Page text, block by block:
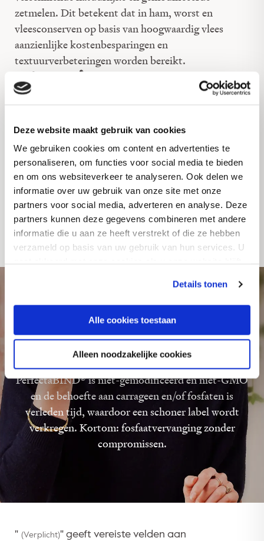
Deze website maakt gebruik van cookies
We gebruiken cookies om content en advertenties te
personaliseren, om functies voor social media te bieden
en om ons websiteverkeer te analyseren. Ook delen we
informatie over uw gebruik van onze site met onze
partners voor social media, adverteren en analyse. Deze
partners kunnen deze gegevens combineren met andere
informatie die u aan ze heeft verstrekt of die ze hebben
verzameld op basis van uw gebruik van hun services. U
Details tonen
Alle cookies toestaan
Alleen noodzakelijke cookies
zetmelen. Dit betekent dat in ham, worst en
vleesconserven op basis van hoogwaardig vlees
aanzienlijke kostenbesparingen en
textuurverbeteringen worden bereikt.
PerfectaBIND
®
De behoefte aan carrageen en/of fosfaten is verleden
ontwikkeld met uitstekende emulgerende en
gelerende eigenschappen. Deze speciale eiwitten
bieden verschillende oplossingen voor het creëren
van ​​‘clean label’ vleesproducten. Zij zijn geschikt
om bij relatief lage gebruiksniveaus zeer stabiele
emulsies te bereiden.
Meer weten? Neem contact
op!
PerfectaBIND® is niet-gemodificeerd en niet-GMO
en de behoefte aan carrageen en/of fosfaten is
verleden tijd, waardoor een schoner label wordt
verkregen. Kortom: fosfaatvervanging zonder
compromissen.
" (Verplicht)" geeft vereiste velden aan